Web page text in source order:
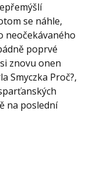
se náhle,
neočekávaného
poprvé
znovu onen
Smyczka Proč?,
na poslední